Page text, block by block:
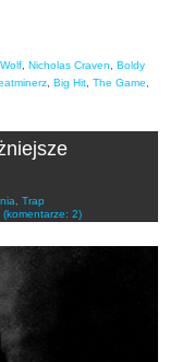
Nicholas Craven
Boldy
Big Hit The Game
Trap
(komentarze: 2)